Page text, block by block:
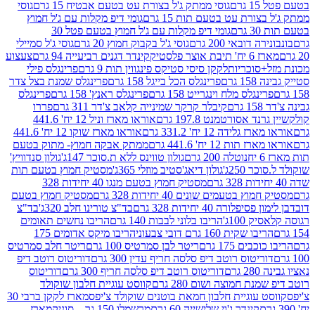
גוסי ממתק ג'ל בצורת עט בטעם אבטיח 15 גרם
גוסי
עט בטעם תות 15 גרם
גומי דיפ מקלות עם ג'ל חמוץ
גומי דיפ מקלות עם ג'ל חמוץ בטעם פטל 30
200 גרם
גוסי ג'ל בקבוק חמוץ 20 גרם
גוסי ג'ל סמיילי
פלסטיק
קינדר דגנים רביעייה 94 גרם
צעצוע
לקקן סיסי סטיקס פינגווין תות 9 גרם
פרינגלס פילי
פרינגלס הכל בייגל 158 גרם
פרינגלס שמנת בצל צדר
מלח וינגרייט 158 גרם
פרינגלס ראנץ' 158 גרם
פרינגלס
קיבלר קרקר שמינייה קלאב צ'דר 311 גרם
פררו
197.8 גרם
אוראו מארז וניל 12 יח' 441.6
12 יח' 331.2 גרם
אוראו מארז שוקו 12 יח' 441.6
12 יח' 441.6 גרם
ממתק אבקה חמוץ- מתוק בטעם
נוטלה 200 גרם
גולון טווינס ללא ת.סוכר 147ג'
גולון סנדוויץ'
250ג'
גולון דיאג'סטיב מוזלי 365ג'
מסטיק חמוץ בטעם תות
מסטיק חמוץ בטעם מנגו 40 יחידות 328
בטעמים שונים 40 יחידות 328 גרם
מסטיק חמוץ בטעם
40 יחידות 328 גרם
בד"צ טורינו חלב 320ג'
בד"צ
הריבו בלוני לבבות 140 גרם
הריבו נחשים תאומים
160 גרם דובי צבעוני
הריבו מיקס אדומים 175
175 גרם
ריטר לבן סמרטיס 100 גרם
ריטר חלב סמרטיס
רוטב דיפ סלסה חריף עדין 300 גרם
דוריטוס רוטב דיפ
דוריטוס רוטב דיפ סלסה חריף 300 גרם
דוריטוס
חמוצה ושום 280 גרם
קווסט עוגיית חלבון שוקולד
עוגיית חלבון חמאת בוטנים שוקולד צ'יפס
מארז לקקן ברבי 30